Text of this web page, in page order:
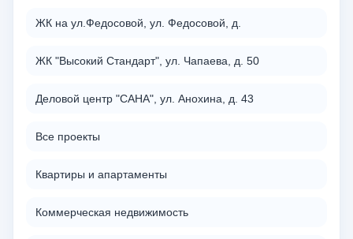
ЖК на ул.Федосовой, ул. Федосовой, д.
ЖК "Высокий Стандарт", ул. Чапаева, д. 50
Деловой центр "САНА", ул. Анохина, д. 43
Все проекты
Квартиры и апартаменты
Коммерческая недвижимость